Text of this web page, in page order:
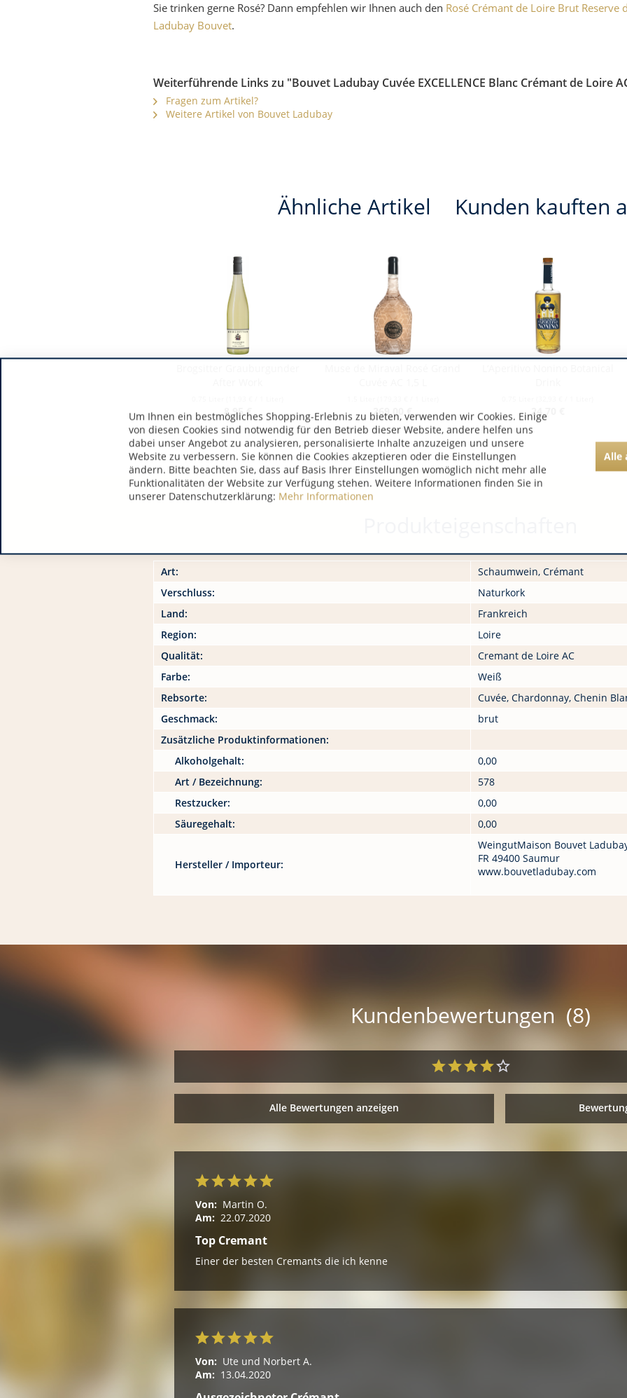
Sie trinken gerne Rosé? Dann empfehlen wir Ihnen auch den Rosé Crémant de Loire Brut Reserve
Ladubay Bouvet.
Weiterführende Links zu "Bouvet Ladubay Cuvée EXCELLENCE Blanc Crémant de Loire
Fragen zum Artikel?
Weitere Artikel von Bouvet Ladubay
Ähnliche Artikel Kunden kauften
8,95 € 269,00 € 24,70 €
Art:
Schaumwein, Crémant
Verschluss:
Naturkork
Land:
Frankreich
Region:
Loire
Qualität:
Cremant de Loire AC
Farbe:
Weiß
Rebsorte:
Cuvée, Chardonnay, Chenin
Geschmack:
brut
Zusätzliche Produktinformationen:
Alkoholgehalt:
0,00
Art / Bezeichnung:
578
Restzucker:
0,00
Säuregehalt:
0,00
Hersteller / Importeur:
WeingutMaison Bouvet
FR 49400 Saumur
www.bouvetladubay.com
Kundenbewertungen (8)
Alle Bewertungen anzeigen
Von: Martin O.
Am: 22.07.2020
Top Cremant
Einer der besten Cremants die ich kenne
Von: Ute und Norbert A.
Am: 13.04.2020
Um Ihnen ein bestmögliches Shopping-Erlebnis zu bieten, verwenden wir Cookies. Einige
von diesen Cookies sind notwendig für den Betrieb dieser Website, andere helfen uns
dabei unser Angebot zu analysieren, personalisierte Inhalte anzuzeigen und unsere
Website zu verbessern. Sie können die Cookies akzeptieren oder die Einstellungen
ändern. Bitte beachten Sie, dass auf Basis Ihrer Einstellungen womöglich nicht mehr alle
Funktionalitäten der Website zur Verfügung stehen. Weitere Informationen finden Sie in
unserer Datenschutzerklärung: Mehr Informationen
Alle